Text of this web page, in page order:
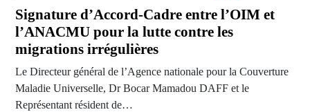
Signature d’Accord-Cadre entre l’OIM et
l’ANACMU pour la lutte contre les
migrations irrégulières
Le Directeur général de l’Agence nationale pour la Couverture
Maladie Universelle, Dr Bocar Mamadou DAFF et le
Représentant résident de…